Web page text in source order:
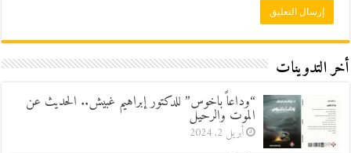
أخر التدوينات
“وداعاً باخوس” للدكتور إبراهيم غبيش.. الحديث عن
الموت والرحيل
أبريل 2, 2024